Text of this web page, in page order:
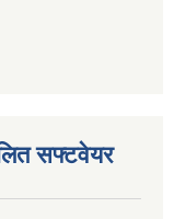
सफ्टवेयर